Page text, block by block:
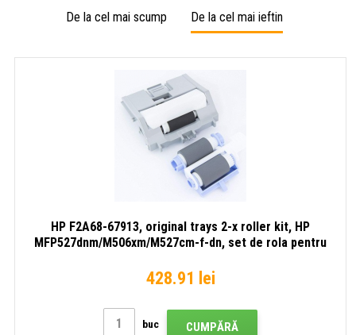
De la cel mai scump De la cel mai ieftin
HP F2A68-67913, original trays 2-x roller kit, HP
MFP527dnm/M506xm/M527cm-f-dn, set de rola pentru
428.91 lei
buc CUMPĂRĂ